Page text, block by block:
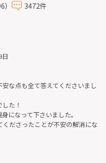
3472件
日
な点も全て答えてくださいまし
た！
になって下さいました。
ださったことが不安の解消にな